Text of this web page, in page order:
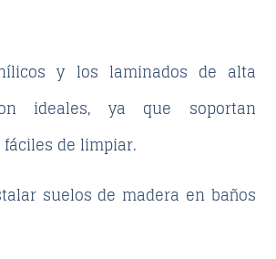
y los laminados de alta
ideales, ya que soportan
de limpiar.
suelos de madera en baños